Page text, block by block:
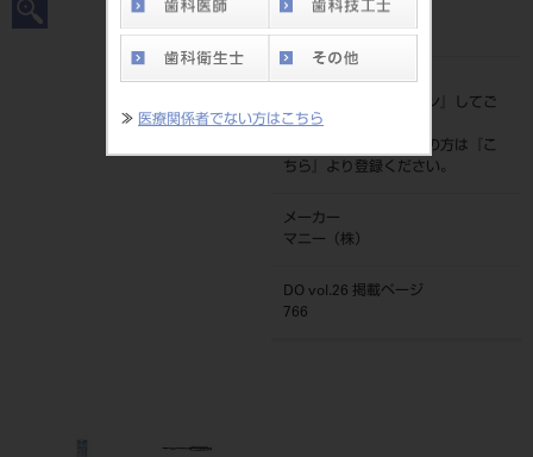
≫ 医療関係者でない方はこちら
JAN/EANコード
標準価格
ログイン
』してご
覧ください。
ネット会員登録がまだの方は『
こ
ちら
』より登録ください。
メーカー
マニー（株）
DO vol.26 掲載ページ
766